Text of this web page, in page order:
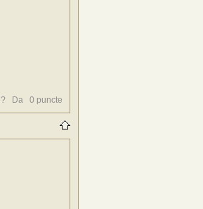
? Da 0 puncte